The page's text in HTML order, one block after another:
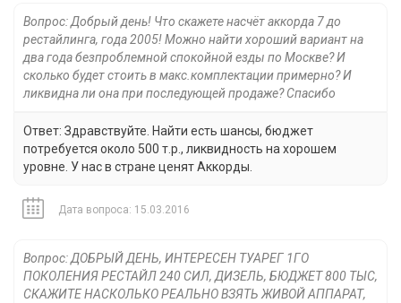
Вопрос: Добрый день! Что скажете насчёт аккорда 7 до
рестайлинга, года 2005! Можно найти хороший вариант на
два года безпроблемной спокойной езды по Москве? И
сколько будет стоить в макс.комплектации примерно? И
ликвидна ли она при последующей продаже? Спасибо
Ответ: Здравствуйте. Найти есть шансы, бюджет
потребуется около 500 т.р., ликвидность на хорошем
уровне. У нас в стране ценят Аккорды.
Дата вопроса: 15.03.2016
Вопрос: ДОБРЫЙ ДЕНЬ, ИНТЕРЕСЕН ТУАРЕГ 1ГО
ПОКОЛЕНИЯ РЕСТАЙЛ 240 СИЛ, ДИЗЕЛЬ, БЮДЖЕТ 800 ТЫС,
СКАЖИТЕ НАСКОЛЬКО РЕАЛЬНО ВЗЯТЬ ЖИВОЙ АППАРАТ,